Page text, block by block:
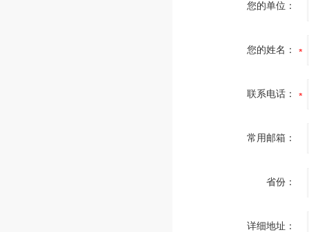
您的单位：
您的姓名：
联系电话：
常用邮箱：
省份：
详细地址：